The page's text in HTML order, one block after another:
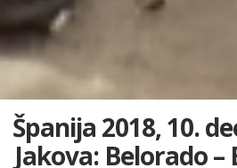
Španija 2018, 10.
Jakova: Belorado –